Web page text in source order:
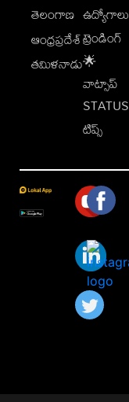
తెలంగాణ
ఆంధ్రప్రదేశ్
తమిళనాడు
ఉద్యోగాలు
ట్రెండింగ్
🌟
వాట్సాప్
STATUS
టిప్స్